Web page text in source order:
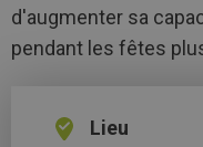
d'augmenter sa
pendant les fêtes
Lieu